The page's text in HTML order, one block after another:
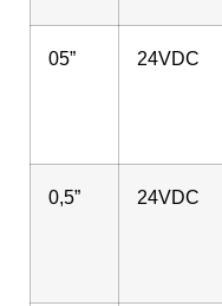
05” 24VDC
0,5” 24VDC